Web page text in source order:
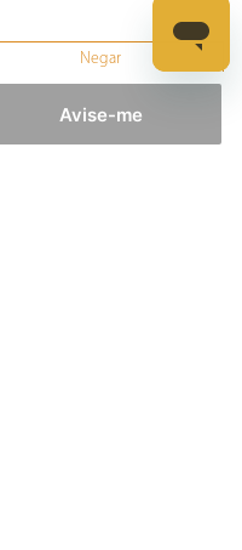
Avise-me
Negar